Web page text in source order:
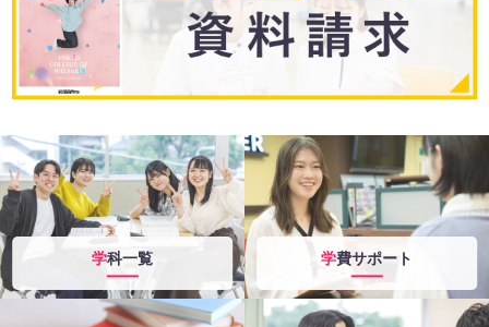
学科一覧 学費サポート